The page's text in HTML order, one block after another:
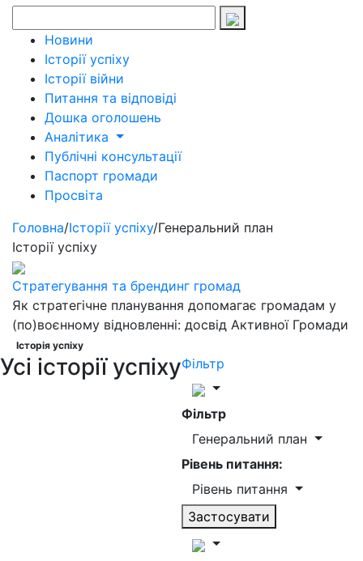
Новини
Історії успіху
Історії війни
Питання та відповіді
Дошка оголошень
Аналітика
Публічні консультації
Паспорт громади
Просвіта
Головна/Історії успіху/Генеральний план
Історії успіху
Стратегування та брендинг громад
Як стратегічне планування допомагає громадам у
(по)воєнному відновленні: досвід Активної Громади
Історія успіху
Усі історії успіхуФільтр
Фільтр
Генеральний план
Рівень питання:
Рівень питання
Застосувати